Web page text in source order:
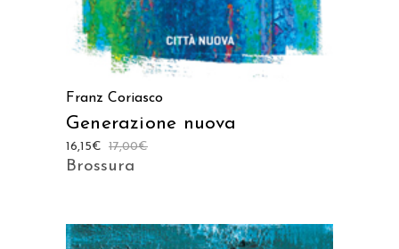
Franz Coriasco
Generazione nuova
17,00€
16,15€
Brossura